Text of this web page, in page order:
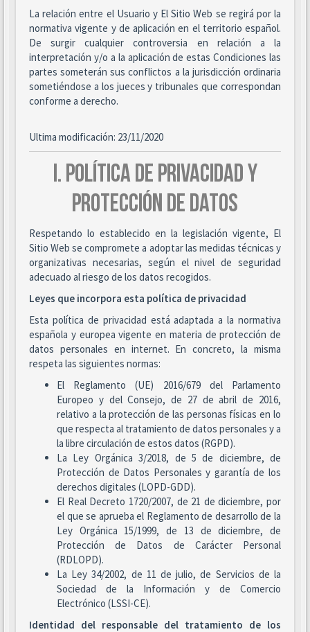
La relación entre el Usuario y El Sitio Web se regirá por la
normativa vigente y de aplicación en el territorio español.
De surgir cualquier controversia en relación a la
interpretación y/o a la aplicación de estas Condiciones las
partes someterán sus conflictos a la jurisdicción ordinaria
sometiéndose a los jueces y tribunales que correspondan
conforme a derecho.
Ultima modificación: 23/11/2020
I. POLÍTICA DE PRIVACIDAD Y
PROTECCIÓN DE DATOS
Respetando lo establecido en la legislación vigente, El
Sitio Web se compromete a adoptar las medidas técnicas y
organizativas necesarias, según el nivel de seguridad
adecuado al riesgo de los datos recogidos.
Leyes que incorpora esta política de privacidad
Esta política de privacidad está adaptada a la normativa
española y europea vigente en materia de protección de
datos personales en internet. En concreto, la misma
respeta las siguientes normas:
El Reglamento (UE) 2016/679 del Parlamento
Europeo y del Consejo, de 27 de abril de 2016,
relativo a la protección de las personas físicas en lo
que respecta al tratamiento de datos personales y a
la libre circulación de estos datos (RGPD).
La Ley Orgánica 3/2018, de 5 de diciembre, de
Protección de Datos Personales y garantía de los
derechos digitales (LOPD-GDD).
El Real Decreto 1720/2007, de 21 de diciembre, por
el que se aprueba el Reglamento de desarrollo de la
Ley Orgánica 15/1999, de 13 de diciembre, de
Protección de Datos de Carácter Personal
(RDLOPD).
La Ley 34/2002, de 11 de julio, de Servicios de la
Sociedad de la Información y de Comercio
Electrónico (LSSI-CE).
Identidad del responsable del tratamiento de los